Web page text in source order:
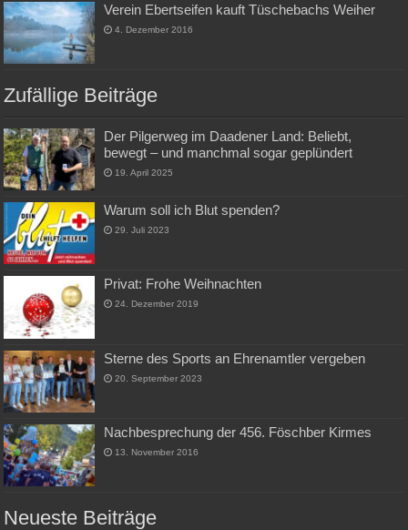
Verein Ebertseifen kauft Tüschebachs Weiher
4. Dezember 2016
Zufällige Beiträge
Der Pilgerweg im Daadener Land: Beliebt,
bewegt – und manchmal sogar geplündert
19. April 2025
Warum soll ich Blut spenden?
29. Juli 2023
Privat: Frohe Weihnachten
24. Dezember 2019
Sterne des Sports an Ehrenamtler vergeben
20. September 2023
Nachbesprechung der 456. Föschber Kirmes
13. November 2016
Neueste Beiträge